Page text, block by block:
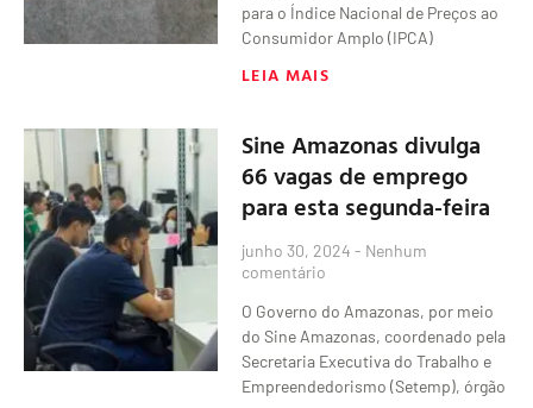
para o Índice Nacional de Preços ao
Consumidor Amplo (IPCA)
LEIA MAIS
Sine Amazonas divulga
66 vagas de emprego
para esta segunda-feira
junho 30, 2024 Nenhum
comentário
O Governo do Amazonas, por meio
do Sine Amazonas, coordenado pela
Secretaria Executiva do Trabalho e
Empreendedorismo (Setemp), órgão